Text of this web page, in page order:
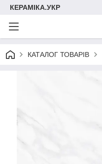
КЕРАМІКА.УКР
КАТАЛОГ ТОВАРІВ